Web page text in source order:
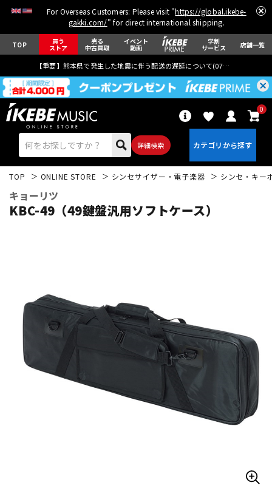
For Overseas Customers: Please visit "https://global.ikebe-
gakki.com/" for direct international shipping.
TOP 買う
ストア
売る
中古買取
イベント
動画
学割
サービス 店舗一覧
【重要】熊本県で発生した地震に伴う配送の遅延について(07月29日
詳細検索
0
ドラム パーカッション
キーボード 電子ピアノ
その他楽器
TOP ONLINE STORE シンセサイザー・電子楽器 シンセ・キー
キョーリツ
KBC-49（49鍵盤汎用ソフトケース）